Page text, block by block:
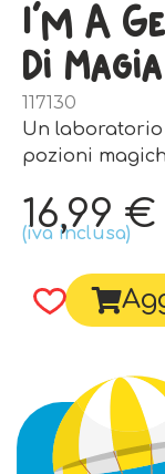
I’m A
Di Magia
117130
Un laboratorio
pozioni
16,99 €
(iva inclusa)